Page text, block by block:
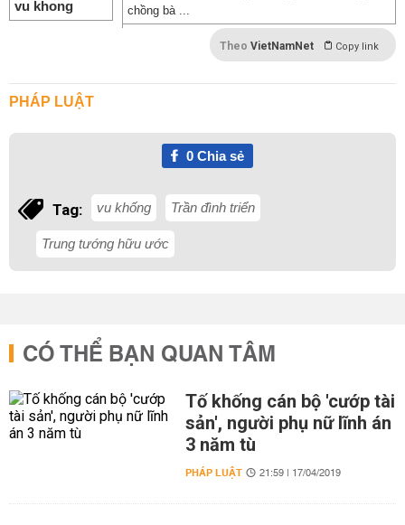
chồng bà ...
Theo VietNamNet Copy link
PHÁP LUẬT
0Chia sẻ
Tag: vu khống Trần đình triển
Trung tướng hữu ước
CÓ THỂ BẠN QUAN TÂM
Tố khống cán bộ 'cướp tài
sản', người phụ nữ lĩnh án
3 năm tù
PHÁP LUẬT 21:59 | 17/04/2019